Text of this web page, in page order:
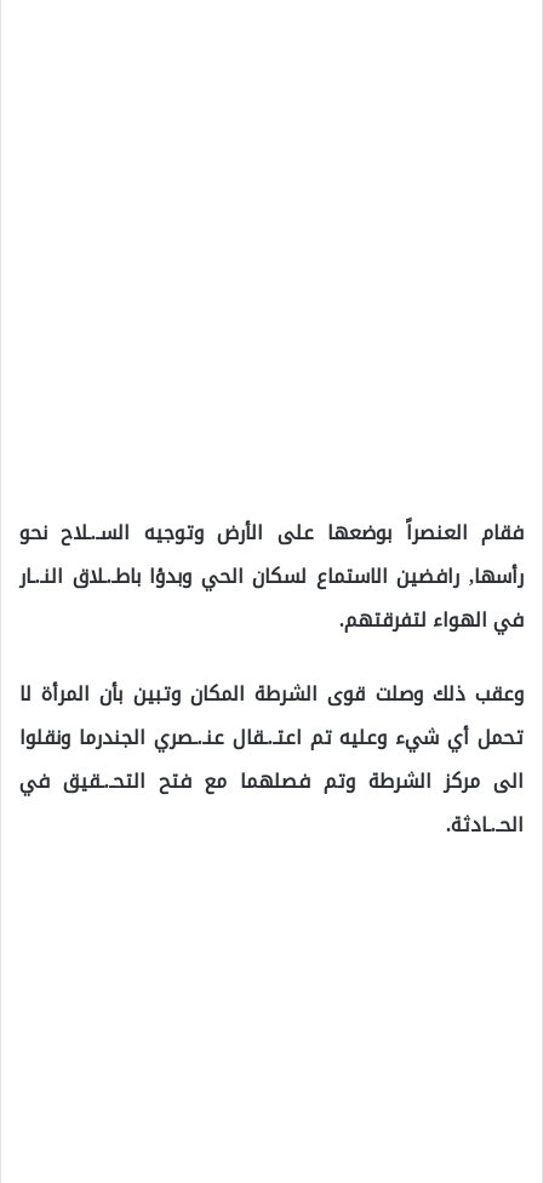
فقام العنصراً بوضعها على الأرض وتوجيه السـ.ـلاح نحو
رأسها, رافضين الاستماع لسكان الحي وبدؤا باطـ.ـلاق النـ.ـار
في الهواء لتفرقتهم.
وعقب ذلك وصلت قوى الشرطة المكان وتبين بأن المرأة لا
تحمل أي شيء وعليه تم اعتـ.ـقال عنـ.ـصري الجندرما ونقلوا
الى مركز الشرطة وتم فصلهما مع فتح التحـ.ـقيق في
الحـ.ـادثة.